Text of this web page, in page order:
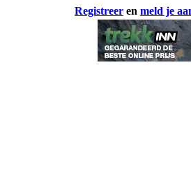
Registreer en meld je